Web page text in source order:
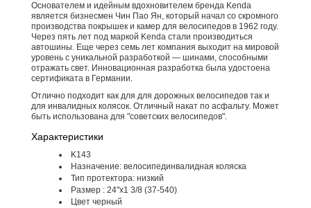
Основателем и идейным вдохновителем бренда Kenda
является бизнесмен Чин Пао Ян, который начал со скромного
производства покрышек и камер для велосипедов в 1962 году.
Через пять лет под маркой Kenda стали производиться
автошины. Еще через семь лет компания выходит на мировой
уровень с уникальной разработкой — шинами, способными
отражать свет. Инновационная разработка была удостоена
сертификата в Германии.
Отлично подходит как для для дорожных велосипедов так и
для инвалидных колясок. Отличный накат по асфальту. Может
быть использована для "советских велосипедов".
Характеристики
K143
Назначение: велосипединвалидная коляска
Тип протектора: низкий
Размер : 24"х1 3/8 (37-540)
Цвет черный